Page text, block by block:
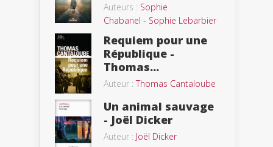
Auteurs : Sophie
Chabanel - Sophie Lebarbier
Requiem pour une
République -
Thomas...
Auteur :Thomas Cantaloube
Un animal sauvage
- Joël Dicker
Auteur : Joël Dicker